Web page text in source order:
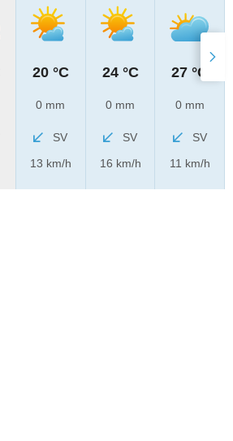
20 °C
0 mm
SV
13 km/h
24 °C
0 mm
SV
16 km/h
27 °C
0 mm
SV
11 km/h